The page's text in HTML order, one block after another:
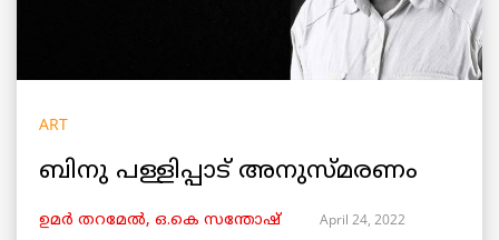
ART
ബിനു പള്ളിപ്പാട് അനുസ്മരണം
ഉമർ തറമേൽ, ഒ.കെ സന്തോഷ്‌ April 24, 2022